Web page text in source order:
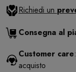
Richiedi un
Consegna al
Customer care
acquisto